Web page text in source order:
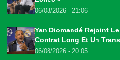
06/08/2026 - 21:06
Yan Diomandé Rejoint
Contrat Long Et Un
06/08/2026 - 20:05